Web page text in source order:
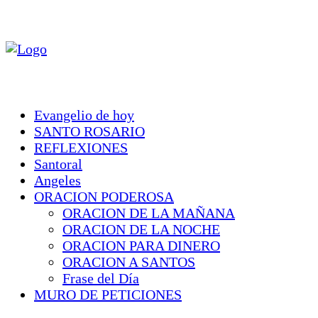
Evangelio de hoy
SANTO ROSARIO
REFLEXIONES
Santoral
Angeles
ORACION PODEROSA
ORACION DE LA MAÑANA
ORACION DE LA NOCHE
ORACION PARA DINERO
ORACION A SANTOS
Frase del Día
MURO DE PETICIONES